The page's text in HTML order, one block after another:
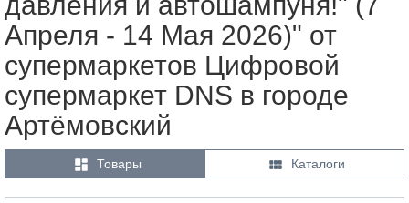
Апреля - 14 Мая 2026)" от
супермаркетов Цифровой
супермаркет DNS в городе
Артёмовский
 Товары  Каталоги